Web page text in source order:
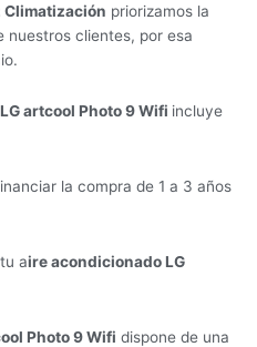
Climatización priorizamos la
nuestros clientes, por esa
artcool Photo 9 Wifi incluye
la compra de 1 a 3 años
aire acondicionado LG
Photo 9 Wifi dispone de una